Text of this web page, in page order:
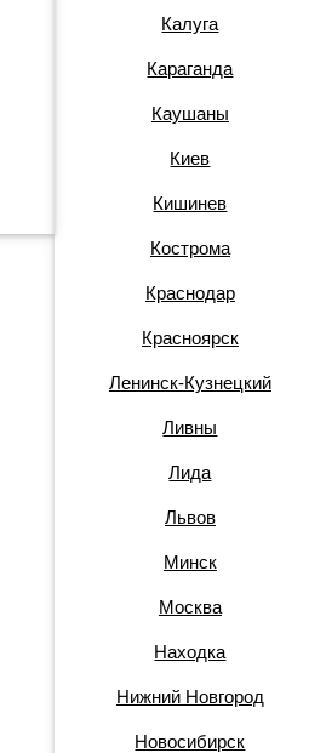
Калуга
Караганда
Каушаны
Киев
Кишинев
Кострома
Краснодар
Красноярск
Ленинск-Кузнецкий
Ливны
Лида
Львов
Минск
Москва
Находка
Нижний Новгород
Новосибирск